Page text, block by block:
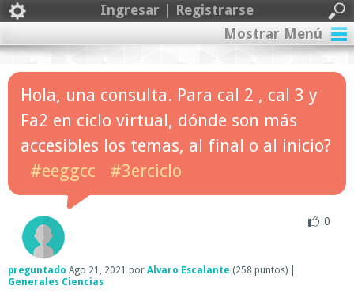
Ingresar | Registrarse
Mostrar Menú
Hola, una consulta. Para cal 2 , cal 3 y
Fa2 en ciclo virtual, dónde son más
accesibles los temas, al final o al inicio?
#eeggcc
#3erciclo
0
preguntado Ago 21, 2021 por Alvaro Escalante (258 puntos)
Generales Ciencias